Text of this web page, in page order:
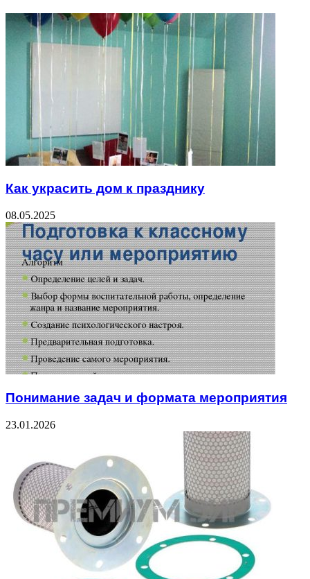
Как украсить дом к празднику
08.05.2025
Понимание задач и формата мероприятия
23.01.2026